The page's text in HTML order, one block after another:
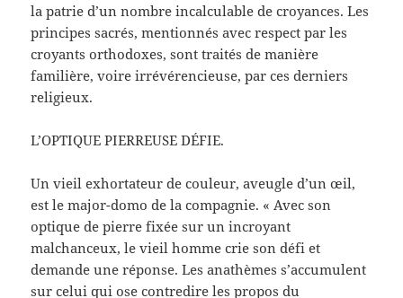
la patrie d’un nombre incalculable de croyances. Les
principes sacrés, mentionnés avec respect par les
croyants orthodoxes, sont traités de manière
familière, voire irrévérencieuse, par ces derniers
religieux.
L’OPTIQUE PIERREUSE DÉFIE.
Un vieil exhortateur de couleur, aveugle d’un œil,
est le major-domo de la compagnie. « Avec son
optique de pierre fixée sur un incroyant
malchanceux, le vieil homme crie son défi et
demande une réponse. Les anathèmes s’accumulent
sur celui qui ose contredire les propos du